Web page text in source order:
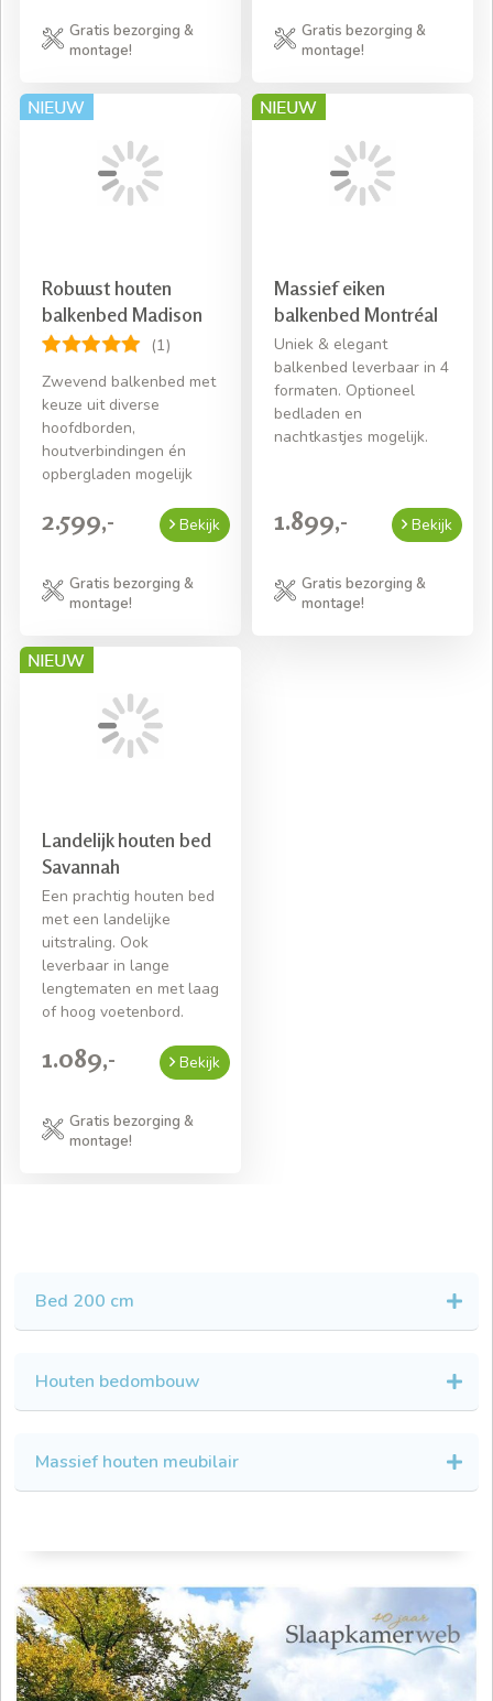
Gratis bezorging &
montage!
Gratis bezorging &
montage!
Robuust houten
balkenbed Madison
(1)
Zwevend balkenbed met
keuze uit diverse
hoofdborden,
houtverbindingen én
opbergladen mogelijk
2.599,- Bekijk
Gratis bezorging &
montage!
Massief eiken
balkenbed Montréal
Uniek & elegant
balkenbed leverbaar in 4
formaten. Optioneel
bedladen en
nachtkastjes mogelijk.
1.899,- Bekijk
Gratis bezorging &
montage!
Landelijk houten bed
Savannah
Een prachtig houten bed
met een landelijke
uitstraling. Ook
leverbaar in lange
lengtematen en met laag
of hoog voetenbord.
1.089,- Bekijk
Gratis bezorging &
montage!
Bed 200 cm
Houten bedombouw
Massief houten meubilair